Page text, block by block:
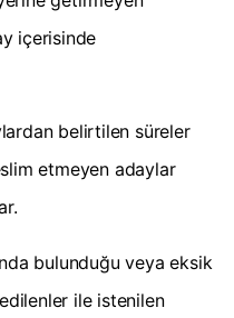
içerisinde
belirtilen süreler
etmeyen adaylar
bulunduğu veya eksik
ile istenilen